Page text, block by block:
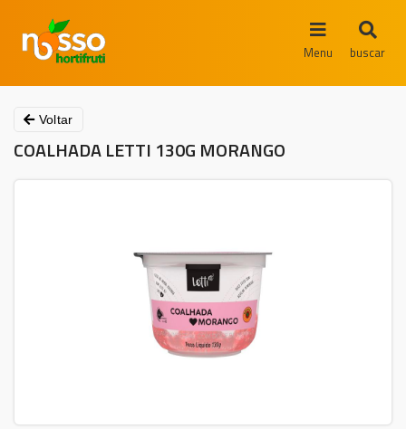
Menu buscar
Voltar
COALHADA LETTI 130G MORANGO